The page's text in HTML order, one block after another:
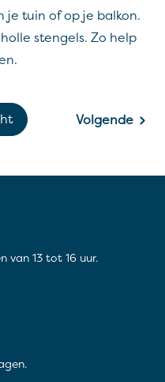
je tuin of op je balkon.
stengels. Zo help
Volgende
van 13 tot 16 uur.